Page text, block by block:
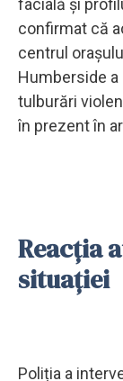
confirmat că
centrul
Humberside
tulburări
în prezent în
Reacția
situației
Poliția a